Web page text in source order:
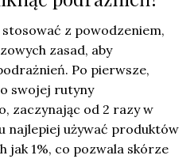
stosować z powodzeniem,
zasad, aby
Po pierwsze,
swojej rutyny
zaczynając od 2 razy w
najlepiej używać produktów
jak 1%, co pozwala skórze